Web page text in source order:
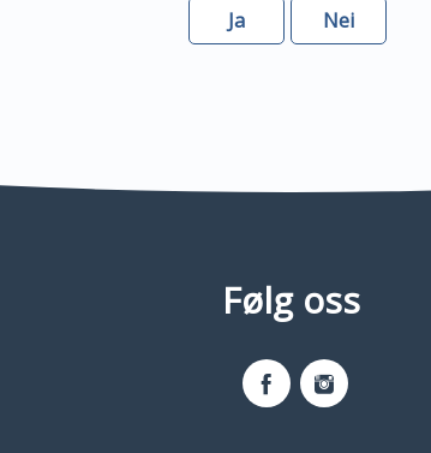
Ja Nei
Følg oss
FacebookInstagram